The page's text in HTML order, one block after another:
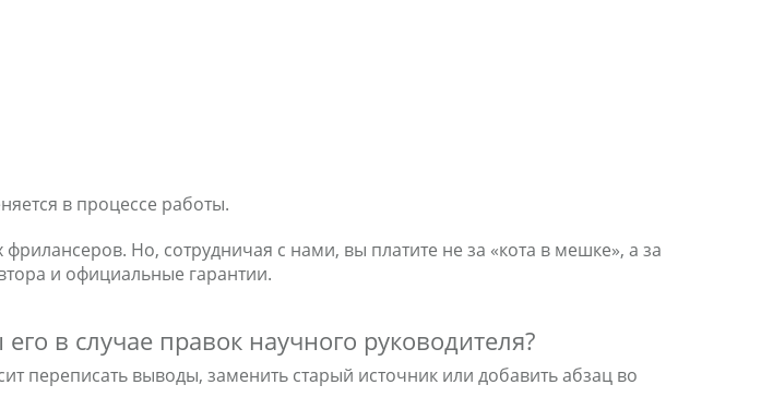
в процессе работы.
Но, сотрудничая с нами, вы платите не за «кота в мешке», а за
и официальные гарантии.
в случае правок научного руководителя?
переписать выводы, заменить старый источник или добавить абзац во